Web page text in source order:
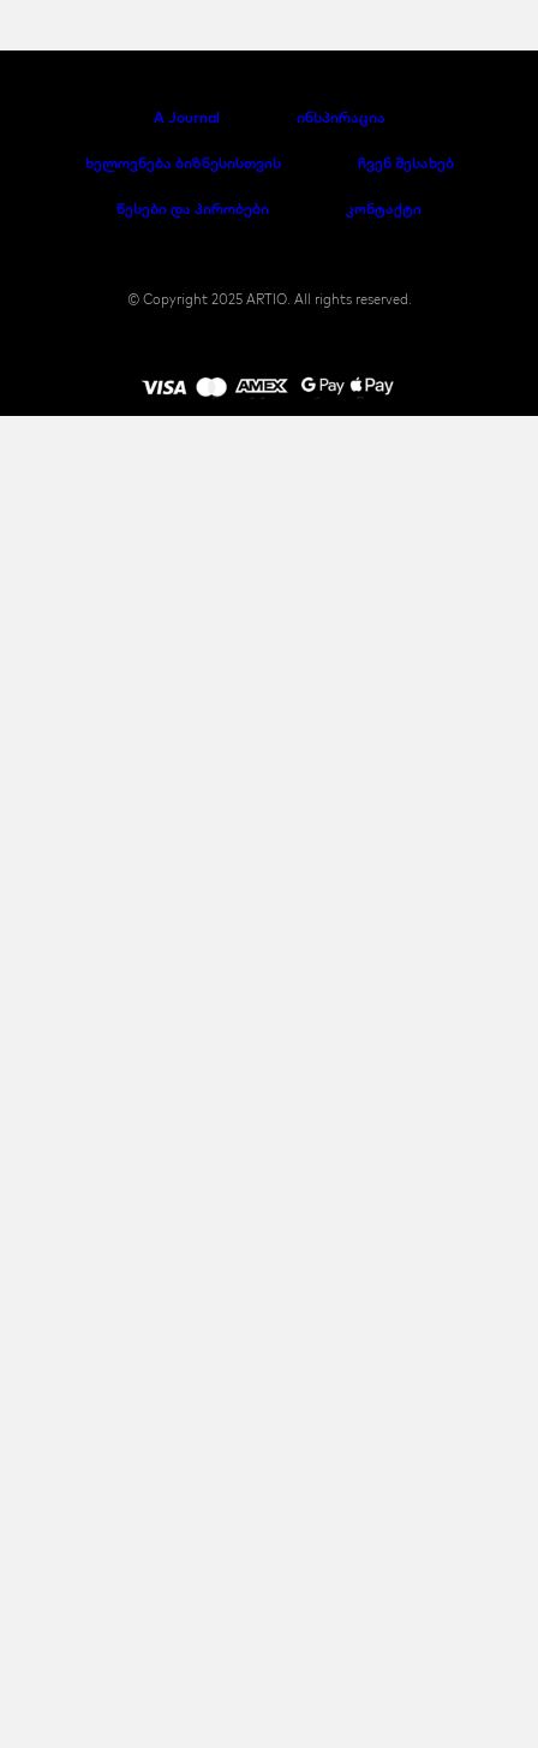
A Journal ინსპირაცია
ხელოვნება ბიზნესისთვის ჩვენ შესახებ
წესები და პირობები კონტაქტი
© Copyright 2025 ARTIO. All rights reserved.